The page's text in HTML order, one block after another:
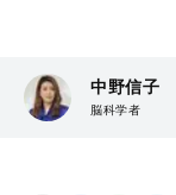
中野信子
脳科学者